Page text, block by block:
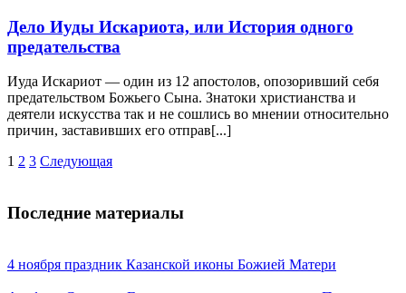
Дело Иуды Искариота, или История одного
предательства
Иуда Искариот — один из 12 апостолов, опозоривший себя
предательством Божьего Сына. Знатоки христианства и
деятели искусства так и не сошлись во мнении относительно
причин, заставивших его отправ[...]
Навигация
записям
1 2 3 Следующая
Последние материалы
4 ноября праздник Казанской иконы Божией Матери